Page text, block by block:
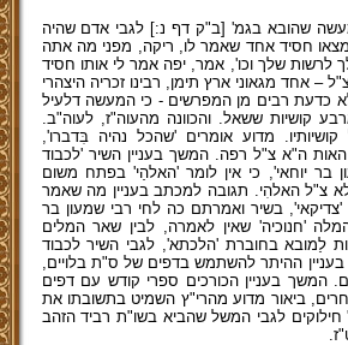
שהובא בגמ' [ב"ק דף נ:] לגבי אדם שהיה
חסיד אחד שאמר לו, ריקה, מפני מה אתה
לרשות שלך וכו', אמר, יפה אמר לי אותו חסיד
– אחד מגאוני ארץ תימן, רבינו זכריה היצהרי
כדעת רבים מן המפרשים - כי המעשה דלעיל
קושיות ששאל. והכוונה מהעוה"ז, לעוה"ב.
מדוע אומרים 'שהכל נהיה בִּדברו',
ה"א צ"ל רפה. המשך בעניין השיר 'לכבוד
בר יוחאי', כי אין לומר 'האלהַי' בפתח משום
אלא צ"ל האלהִי. תגובה למכתב בעניין מה שאמר
בשיר ואמרתם כה לחי רבי שמעון בר
'חנוכיה' שאין לאמרה, לבין שאר המלים
לַמובא בחוברת 'הלכתא', לגבי השיר לכבוד
ההיתר להשתמש בדפים של ס"ת בלויים,
המשך בעניין הכורכים ספרי קודש עם דפים
ביאור מדוע מהרי"ץ השמיט בתשובתו את
לגבי המשל שהביא בשו"ת רביד הזהב